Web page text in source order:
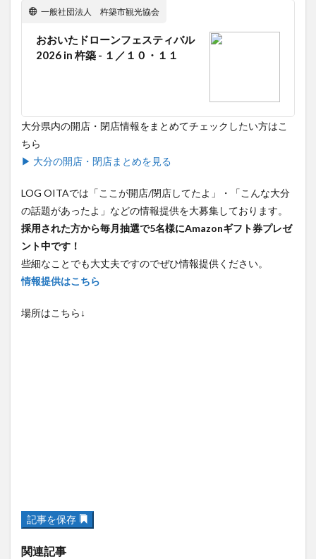
一般社団法人 杵築市観光協会
おおいたドローンフェスティバル
2026 in 杵築 - １／１０・１１
大分県内の開店・閉店情報をまとめてチェックしたい方はこ
ちら
▶ 大分の開店・閉店まとめを見る
LOG OITAでは「ここが開店/閉店してたよ」・「こんな大分
の話題があったよ」などの情報提供を大募集しております。
採用された方から毎月抽選で5名様にAmazonギフト券プレゼ
ント中です！
些細なことでも大丈夫ですのでぜひ情報提供ください。
情報提供はこちら
場所はこちら↓
記事を保存
関連記事